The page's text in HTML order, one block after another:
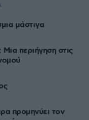
μάστιγα
περιήγηση στις
προμηνύει τον